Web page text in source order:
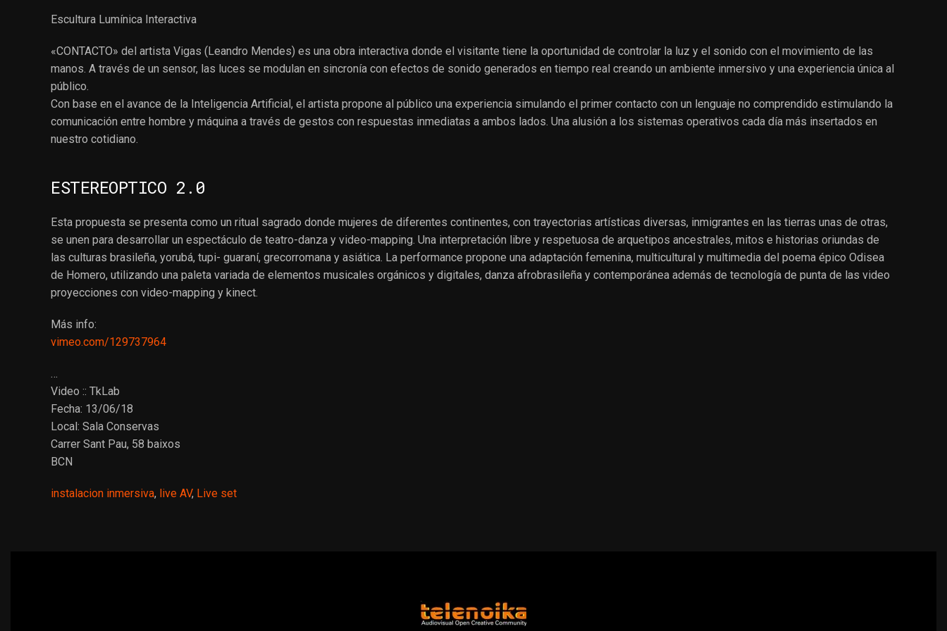
Escultura Lumínica Interactiva
«CONTACTO» del artista Vigas (Leandro Mendes) es una obra interactiva donde el visitante tiene la oportunidad de controlar la luz y el sonido con el movimiento de las
manos. A través de un sensor, las luces se modulan en sincronía con efectos de sonido generados en tiempo real creando un ambiente inmersivo y una experiencia única al
público.
Con base en el avance de la Inteligencia Artificial, el artista propone al público una experiencia simulando el primer contacto con un lenguaje no comprendido estimulando la
comunicación entre hombre y máquina a través de gestos con respuestas inmediatas a ambos lados. Una alusión a los sistemas operativos cada día más insertados en
nuestro cotidiano.
ESTEREOPTICO 2.0
Esta propuesta se presenta como un ritual sagrado donde mujeres de diferentes continentes, con trayectorias artísticas diversas, inmigrantes en las tierras unas de otras,
se unen para desarrollar un espectáculo de teatro-danza y video-mapping. Una interpretación libre y respetuosa de arquetipos ancestrales, mitos e historias oriundas de
las culturas brasileña, yorubá, tupi- guaraní, grecorromana y asiática. La performance propone una adaptación femenina, multicultural y multimedia del poema épico Odisea
de Homero, utilizando una paleta variada de elementos musicales orgánicos y digitales, danza afrobrasileña y contemporánea además de tecnología de punta de las video
proyecciones con video-mapping y kinect.
Más info:
vimeo.com/129737964
…
Video :: TkLab
Fecha: 13/06/18
Local: Sala Conservas
Carrer Sant Pau, 58 baixos
BCN
instalacion inmersiva, live AV, Live set